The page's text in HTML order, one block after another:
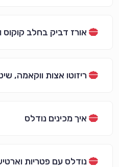
אורז דביק בחלב קוקוס
ריזוטו אצות ווקאמה,
איך מכינים נודלס
נודלס עם פטריות